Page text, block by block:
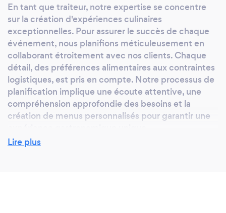
En tant que traiteur, notre expertise se concentre
sur la création d'expériences culinaires
exceptionnelles. Pour assurer le succès de chaque
événement, nous planifions méticuleusement en
collaborant étroitement avec nos clients. Chaque
détail, des préférences alimentaires aux contraintes
logistiques, est pris en compte. Notre processus de
planification implique une écoute attentive, une
compréhension approfondie des besoins et la
création de menus personnalisés pour garantir une
Lire plus